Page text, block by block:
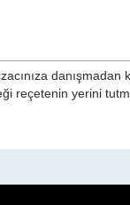
reçetenin yerini